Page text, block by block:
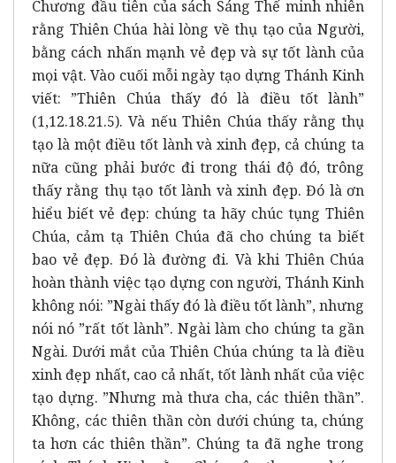
Chương đầu tiên của sách Sáng Thế minh nhiên
rằng Thiên Chúa hài lòng về thụ tạo của Người,
bằng cách nhấn mạnh vẻ đẹp và sự tốt lành của
mọi vật. Vào cuối mỗi ngày tạo dựng Thánh Kinh
viết: ”Thiên Chúa thấy đó là điều tốt lành”
(1,12.18.21.5). Và nếu Thiên Chúa thấy rằng thụ
tạo là một điều tốt lành và xinh đẹp, cả chúng ta
nữa cũng phải bước đi trong thái độ đó, trông
thấy rằng thụ tạo tốt lành và xinh đẹp. Đó là ơn
hiểu biết vẻ đẹp: chúng ta hãy chúc tụng Thiên
Chúa, cảm tạ Thiên Chúa đã cho chúng ta biết
bao vẻ đẹp. Đó là đường đi. Và khi Thiên Chúa
hoàn thành việc tạo dựng con người, Thánh Kinh
không nói: ”Ngài thấy đó là điều tốt lành”, nhưng
nói nó ”rất tốt lành”. Ngài làm cho chúng ta gần
Ngài. Dưới mắt của Thiên Chúa chúng ta là điều
xinh đẹp nhất, cao cả nhất, tốt lành nhất của việc
tạo dựng. ”Nhưng mà thưa cha, các thiên thần”.
Không, các thiên thần còn dưới chúng ta, chúng
ta hơn các thiên thần”. Chúng ta đã nghe trong